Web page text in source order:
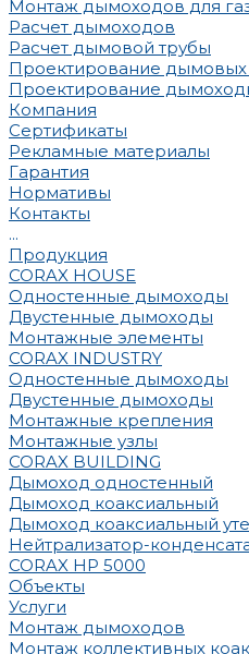
Монтаж дымоходов для
Расчет дымоходов
Расчет дымовой трубы
Проектирование дымовых
Проектирование
Компания
Сертификаты
Рекламные материалы
Гарантия
Нормативы
Контакты
...
Продукция
CORAX HOUSE
Одностенные дымоходы
Двустенные дымоходы
Монтажные элементы
CORAX INDUSTRY
Одностенные дымоходы
Двустенные дымоходы
Монтажные крепления
Монтажные узлы
CORAX BUILDING
Дымоход одностенный
Дымоход коаксиальный
Дымоход коаксиальный
Нейтрализатор-
CORAX HP 5000
Объекты
Услуги
Монтаж дымоходов
Монтаж коллективных